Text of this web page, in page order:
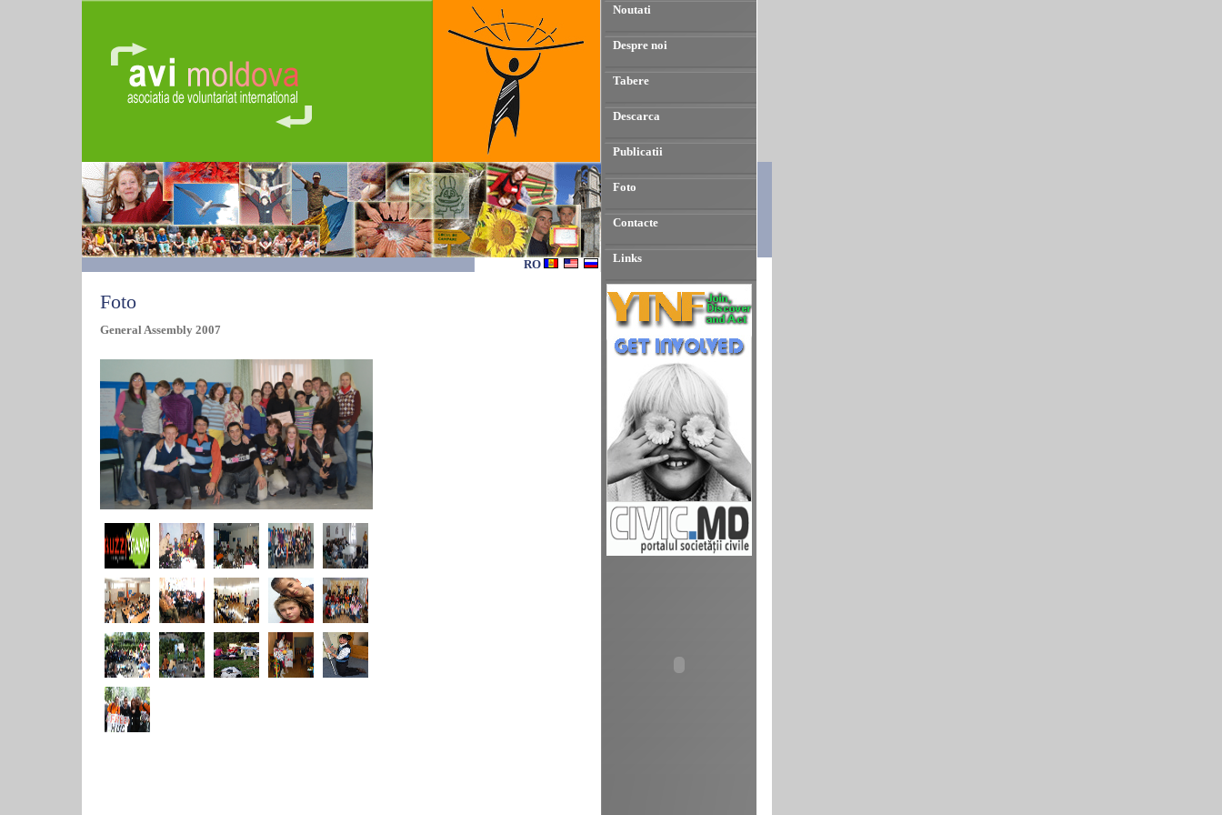
Noutati
Despre noi
Tabere
Descarca
Publicatii
Foto
Contacte
Links
RO
Foto
General Assembly 2007